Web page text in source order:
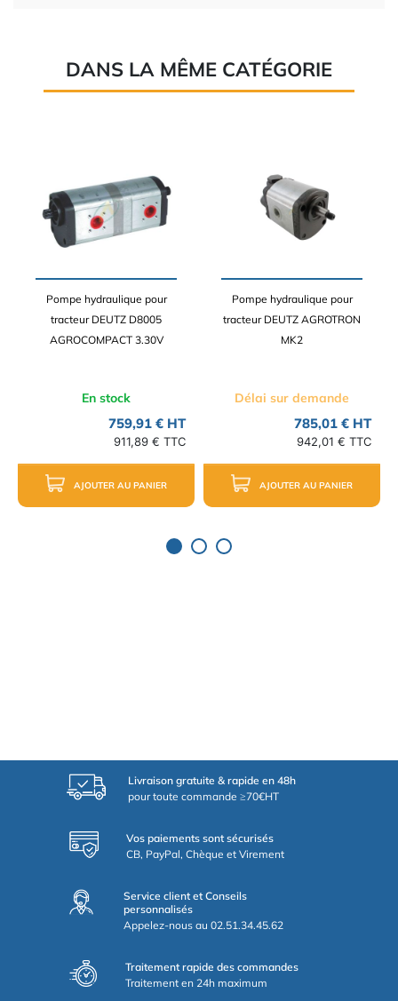
DANS LA MÊME CATÉGORIE
Pompe hydraulique pour
tracteur DEUTZ D8005
AGROCOMPACT 3.30V
En stock
759,91 € HT
911,89 € TTC
AJOUTER AU PANIER
Pompe hydraulique pour
tracteur DEUTZ AGROTRON
MK2
Délai sur demande
785,01 € HT
942,01 € TTC
AJOUTER AU PANIER
Livraison gratuite & rapide en 48h
pour toute commande ≥70€HT
Vos paiements sont sécurisés
CB, PayPal, Chèque et Virement
Service client et Conseils
personnalisés
Appelez-nous au 02.51.34.45.62
Traitement rapide des commandes
Traitement en 24h maximum